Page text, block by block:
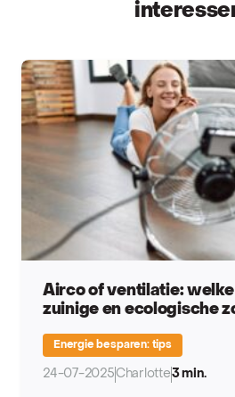
Airco of ventilatie:
zuinige en ecologische
Energie besparen: tips
24-07-2025Charlotte3 min.